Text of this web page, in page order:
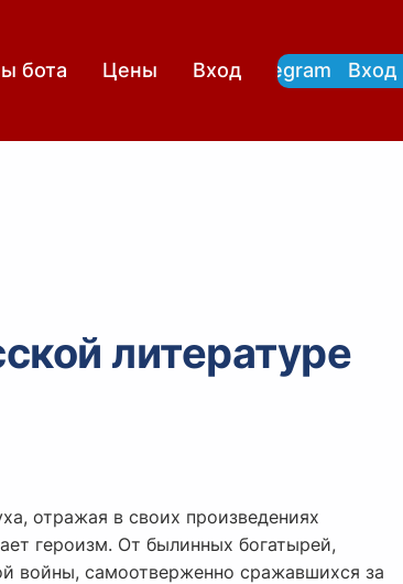
бота Цены Вход
Вход с Telegram Вход
литературе
отражая в своих произведениях
героизм. От былинных богатырей,
войны, самоотверженно сражавшихся за